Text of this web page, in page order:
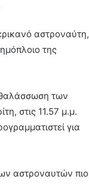
αστροναύτη,
της
των
στις 11.57 μ.μ.
για
αστροναυτών πιο